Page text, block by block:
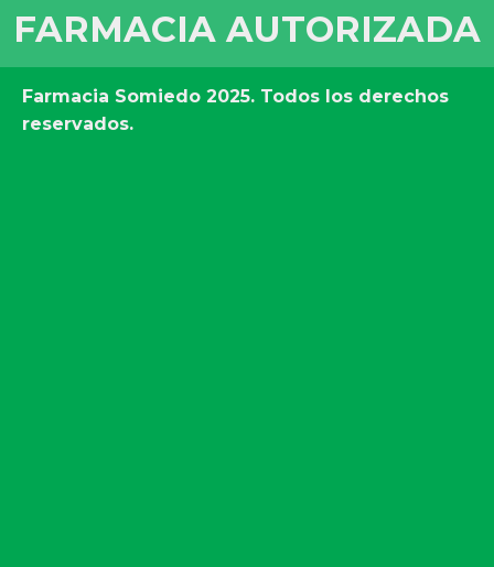
FARMACIA AUTORIZADA
Farmacia Somiedo 2025. Todos los derechos
reservados.